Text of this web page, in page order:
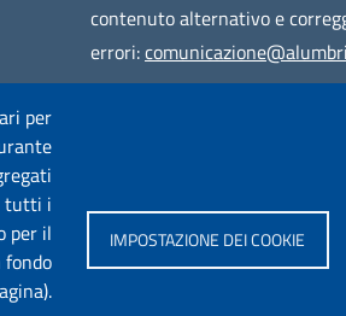
contenuto alternativo e
errori:
per
tutti i
per il
IMPOSTAZIONE DEI COOKIE